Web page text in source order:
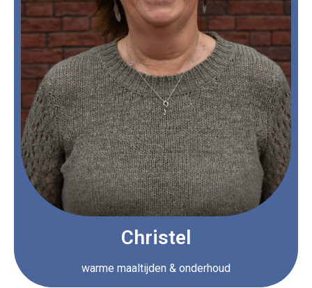
Christel
warme maaltijden & onderhoud